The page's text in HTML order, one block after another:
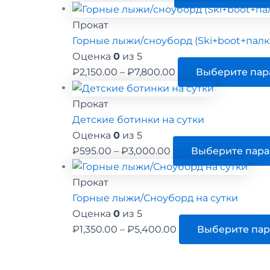
цен:
–
₽5,400.00
Прокат
Горные лыжи/сноуборд
Оценка 0 из 5
₽2,150.00 – ₽7,800.00 Диапазон
цен:
–
₽7,800.00
Выберите
Прокат
Детские ботинки на сутки
Оценка 0 из 5
₽595.00 – ₽3,000.00 Диапазон
цен:
–
₽3,000.00
Выберите
Прокат
Горные лыжи/Сноуборд на сутки
Оценка 0 из 5
₽1,350.00 – ₽5,400.00 Диапазон
цен:
Выберите